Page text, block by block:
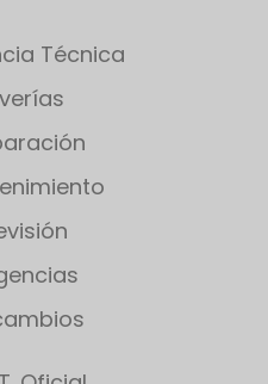
Duval en Argés.
Técnica